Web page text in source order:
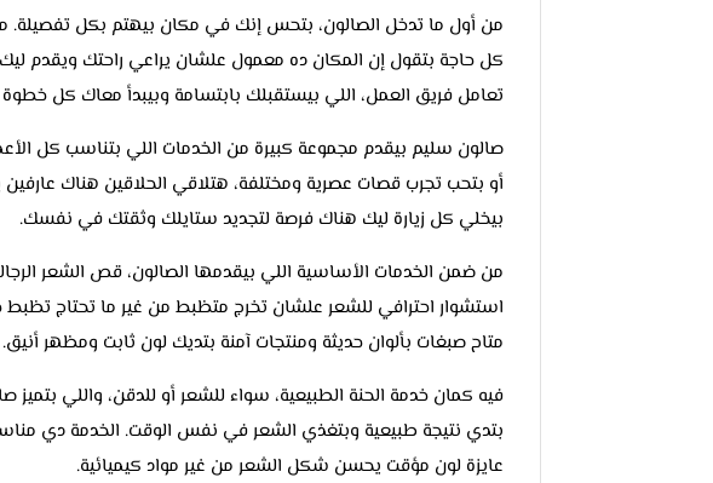
من أول ما تدخل الصالون، بتحس إنك في مكان بيهتم بكل تفصيلة.
كل حاجة بتقول إن المكان ده معمول علشان يراعي راحتك ويقدم
تعامل فريق العمل، اللي بيستقبلك بابتسامة وبيبدأ معاك كل خطوة
صالون سليم بيقدم مجموعة كبيرة من الخدمات اللي بتناسب كل
أو بتحب تجرب قصات عصرية ومختلفة، هتلاقي الحلاقين هناك
بيخلي كل زيارة ليك هناك فرصة لتجديد ستايلك وثقتك في نفسك.
من ضمن الخدمات الأساسية اللي بيقدمها الصالون، قص الشعر
استشوار احترافي للشعر علشان تخرج متظبط من غير ما تحتاج تظبط
متاح صبغات بألوان حديثة ومنتجات آمنة بتديك لون ثابت ومظهر أنيق.
فيه كمان خدمة الحنة الطبيعية، سواء للشعر أو للدقن، واللي
بتدي نتيجة طبيعية وبتغذي الشعر في نفس الوقت. الخدمة دي
عايزة لون مؤقت يحسن شكل الشعر من غير مواد كيميائية.